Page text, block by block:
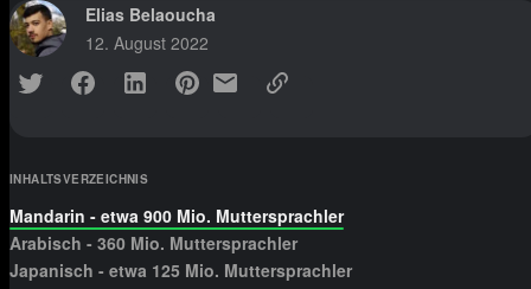
Elias Belaoucha
12. August 2022
INHALTSVERZEICHNIS
Mandarin - etwa 900 Mio. Muttersprachler
Arabisch - 360 Mio. Muttersprachler
Japanisch - etwa 125 Mio. Muttersprachler